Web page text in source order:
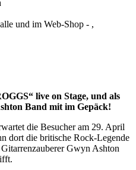
und im Web-Shop - ,
live on Stage, und als
Band mit im Gepäck!
die Besucher am 29. April
dort die britische Rock-Legende
Gwyn Ashton